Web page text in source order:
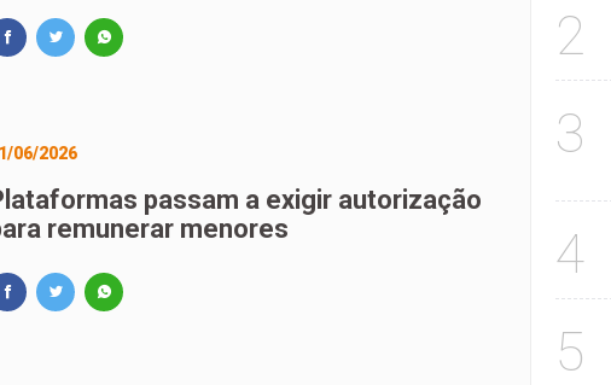
06/2026
passam a exigir autorização
remunerar menores
2
3
4
5